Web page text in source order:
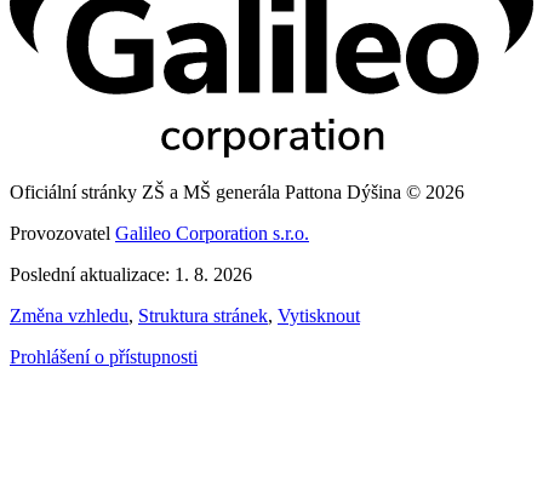
Oficiální stránky ZŠ a MŠ generála Pattona Dýšina © 2026
Provozovatel Galileo Corporation s.r.o.
Poslední aktualizace: 1. 8. 2026
Změna vzhledu, Struktura stránek, Vytisknout
Prohlášení o přístupnosti